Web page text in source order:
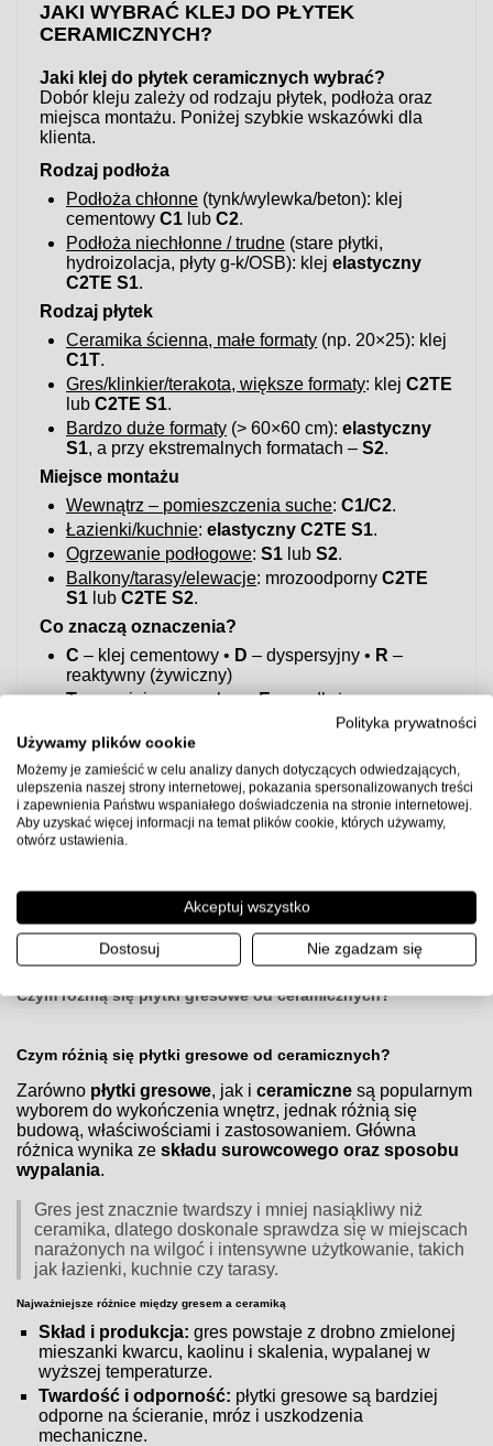
JAKI WYBRAĆ KLEJ DO PŁYTEK
CERAMICZNYCH?
Jaki klej do płytek ceramicznych wybrać?
Dobór kleju zależy od rodzaju płytek, podłoża oraz
miejsca montażu. Poniżej szybkie wskazówki dla
klienta.
Rodzaj podłoża
Podłoża chłonne (tynk/wylewka/beton): klej
cementowyC1 lubC2.
Podłoża niechłonne / trudne (stare płytki,
hydroizolacja, płyty g-k/OSB): klejelastyczny
C2TE S1.
Rodzaj płytek
Ceramika ścienna, małe formaty (np. 20×25): klej
C1T.
Gres/klinkier/terakota, większe formaty: klejC2TE
lubC2TE S1.
Bardzo duże formaty (> 60×60 cm):elastyczny
S1, a przy ekstremalnych formatach –S2.
Miejsce montażu
Wewnątrz – pomieszczenia suche:C1/C2.
Łazienki/kuchnie:elastyczny C2TE S1.
Ogrzewanie podłogowe:S1 lubS2.
Balkony/tarasy/elewacje: mrozoodpornyC2TE
S1 lubC2TE S2.
Co znaczą oznaczenia?
C – klej cementowy • D – dyspersyjny • R –
reaktywny (żywiczny)
T– zmniejszony spływ •E– wydłużony czas
S1/S2– elastyczność (S2 > S1)
Szybka rekomendacja
Do większości zastosowań w łazience/kuchni i na
ogrzewaniu podłogowym bezpiecznym wyborem jest
klej elastyczny C2TE S1.
równość, suchość) i zachowaj zalecane proporcje wody oraz
czasy schnięcia.
Czym różnią się płytki gresowe od ceramicznych?
Czym różnią się płytki gresowe od ceramicznych?
Zarówno płytki gresowe, jak iceramiczne są popularnym
wyborem do wykończenia wnętrz, jednak różnią się
budową, właściwościami i zastosowaniem. Główna
różnica wynika zeskładu surowcowego oraz sposobu
wypalania.
Gres jest znacznie twardszy i mniej nasiąkliwy niż
ceramika, dlatego doskonale sprawdza się w miejscach
narażonych na wilgoć i intensywne użytkowanie, takich
jak łazienki, kuchnie czy tarasy.
Najważniejsze różnice między gresem a ceramiką
Skład i produkcja: gres powstaje z drobno zmielonej
mieszanki kwarcu, kaolinu i skalenia, wypalanej w
wyższej temperaturze.
Twardość i odporność: płytki gresowe są bardziej
odporne na ścieranie, mróz i uszkodzenia
mechaniczne.
Polityka prywatności
Używamy plików cookie
Możemy je zamieścić w celu analizy danych dotyczących odwiedzających,
ulepszenia naszej strony internetowej, pokazania spersonalizowanych treści
i zapewnienia Państwu wspaniałego doświadczenia na stronie internetowej.
Aby uzyskać więcej informacji na temat plików cookie, których używamy,
otwórz ustawienia.
Akceptuj wszystko
Dostosuj Nie zgadzam się